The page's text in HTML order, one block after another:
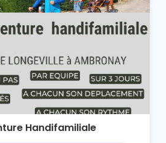
Handifamiliale